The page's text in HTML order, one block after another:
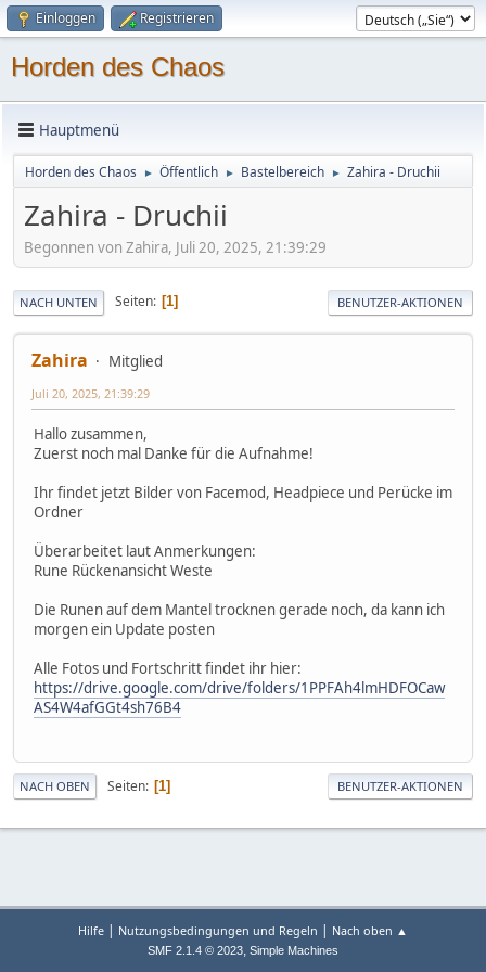
Einloggen Registrieren
Horden des Chaos
Hauptmenü
Horden des Chaos ► Öffentlich ► Bastelbereich ► Zahira - Druchii
Zahira - Druchii
Begonnen von Zahira, Juli 20, 2025, 21:39:29
NACH UNTEN Seiten 1 BENUTZER-AKTIONEN
Zahira Mitglied
Juli 20, 2025, 21:39:29
Hallo zusammen,
Zuerst noch mal Danke für die Aufnahme!
Ihr findet jetzt Bilder von Facemod, Headpiece und Perücke im
Ordner
Überarbeitet laut Anmerkungen:
Rune Rückenansicht Weste
Die Runen auf dem Mantel trocknen gerade noch, da kann ich
morgen ein Update posten
Alle Fotos und Fortschritt findet ihr hier:
https://drive.google.com/drive/folders/1PPFAh4lmHDFOCaw
AS4W4afGGt4sh76B4
NACH OBEN Seiten 1 BENUTZER-AKTIONEN
Hilfe | Nutzungsbedingungen und Regeln | Nach oben ▲
SMF 2.1.4 © 2023, Simple Machines